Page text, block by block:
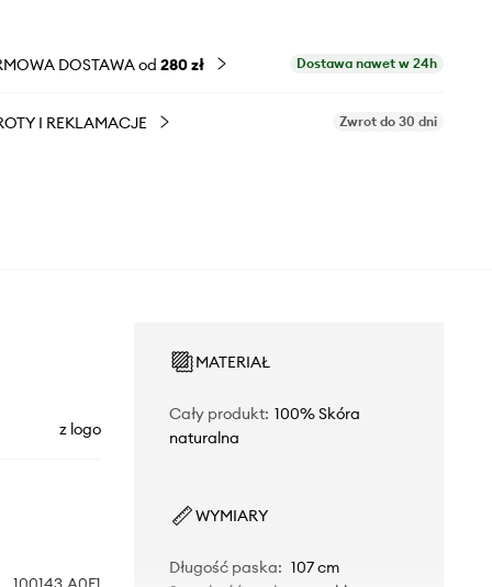
DOSTAWA od 280 zł Dostawa nawet w 24h
I REKLAMACJE Zwrot do 30 dni
z logo
MATERIAŁ
Cały produkt: 100% Skóra
naturalna
WYMIARY
Długość paska: 107 cm